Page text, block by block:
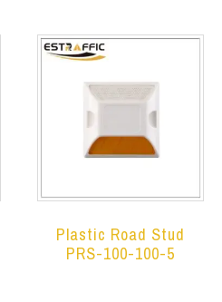
Plastic Road Stud
PRS-100-100-5